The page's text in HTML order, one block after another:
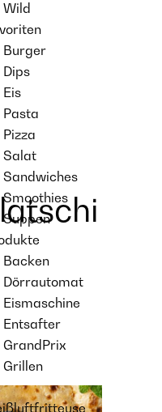
Wild
Burger
Dips
Eis
Pasta
Pizza
Salat
Sandwiches
Smoothies
Suppen
Backen
Dörrautomat
Eismaschine
Entsafter
GrandPrix
Grillen